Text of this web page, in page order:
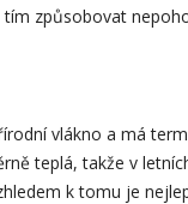
způsobovat
vlákno a má
teplá, takže v
k tomu je